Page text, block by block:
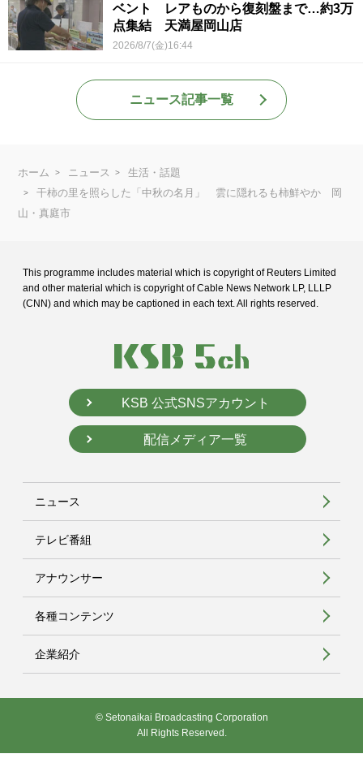
ベント レアものから復刻盤まで…約3万
点集結 天満屋岡山店
2026/8/7(金)16:44
ニュース記事一覧
ホーム ニュース
生活・話題
干柿の里を照らした「中秋の名月」 雲に隠れるも柿鮮やか 岡
山・真庭市
This programme includes material which is copyright of Reuters Limited
and other material which is copyright of Cable News Network LP, LLLP
(CNN) and which may be captioned in each text. All rights reserved.
KSB 公式SNSアカウント
配信メディア一覧
ニュース
テレビ番組
アナウンサー
各種コンテンツ
企業紹介
© Setonaikai Broadcasting Corporation
All Rights Reserved.